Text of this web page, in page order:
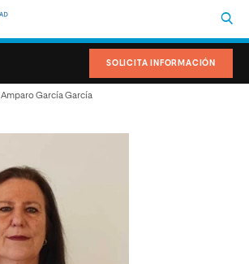
SOLICITA INFORMACIÓN
Amparo García García